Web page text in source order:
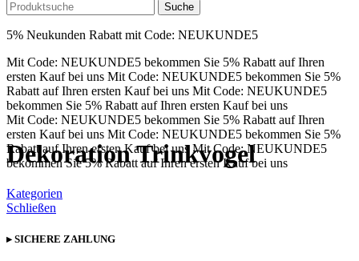
Suche
5% Neukunden Rabatt mit Code: NEUKUNDE5
Mit Code: NEUKUNDE5 bekommen Sie 5% Rabatt auf Ihren
ersten Kauf bei uns Mit Code: NEUKUNDE5 bekommen Sie 5%
Rabatt auf Ihren ersten Kauf bei uns Mit Code: NEUKUNDE5
bekommen Sie 5% Rabatt auf Ihren ersten Kauf bei uns
Mit Code: NEUKUNDE5 bekommen Sie 5% Rabatt auf Ihren
ersten Kauf bei uns Mit Code: NEUKUNDE5 bekommen Sie 5%
Rabatt auf Ihren ersten Kauf bei unsMit Code: NEUKUNDE5
bekommen Sie 5% Rabatt auf Ihren ersten Kauf bei uns
Dekoration Trinkvogel
Kategorien
Schließen
▸ SICHERE ZAHLUNG